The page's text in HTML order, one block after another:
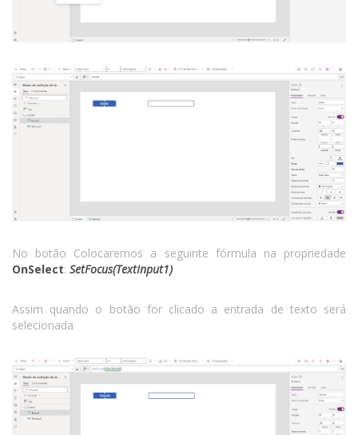
No botão Colocaremos a seguinte fórmula na propriedade
OnSelect: SetFocus(TextInput1)
Assim quando o botão for clicado a entrada de texto será
selecionada